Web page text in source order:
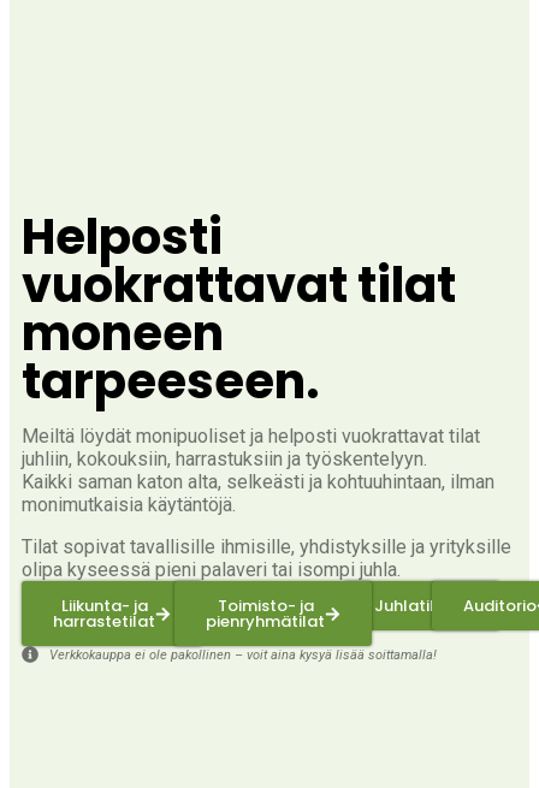
Helposti
vuokrattavat tilat
moneen
tarpeeseen.
Meiltä löydät monipuoliset ja helposti vuokrattavat tilat
juhliin, kokouksiin, harrastuksiin ja työskentelyyn.
Kaikki saman katon alta, selkeästi ja kohtuuhintaan, ilman
monimutkaisia käytäntöjä.
Tilat sopivat tavallisille ihmisille, yhdistyksille ja yrityksille
olipa kyseessä pieni palaveri tai isompi juhla.
Juhlatilat
Liikunta- ja
harrastetilat
Toimisto- ja
pienryhmätilat
Auditorio
Verkkokauppa ei ole pakollinen – voit aina kysyä lisää soittamalla!